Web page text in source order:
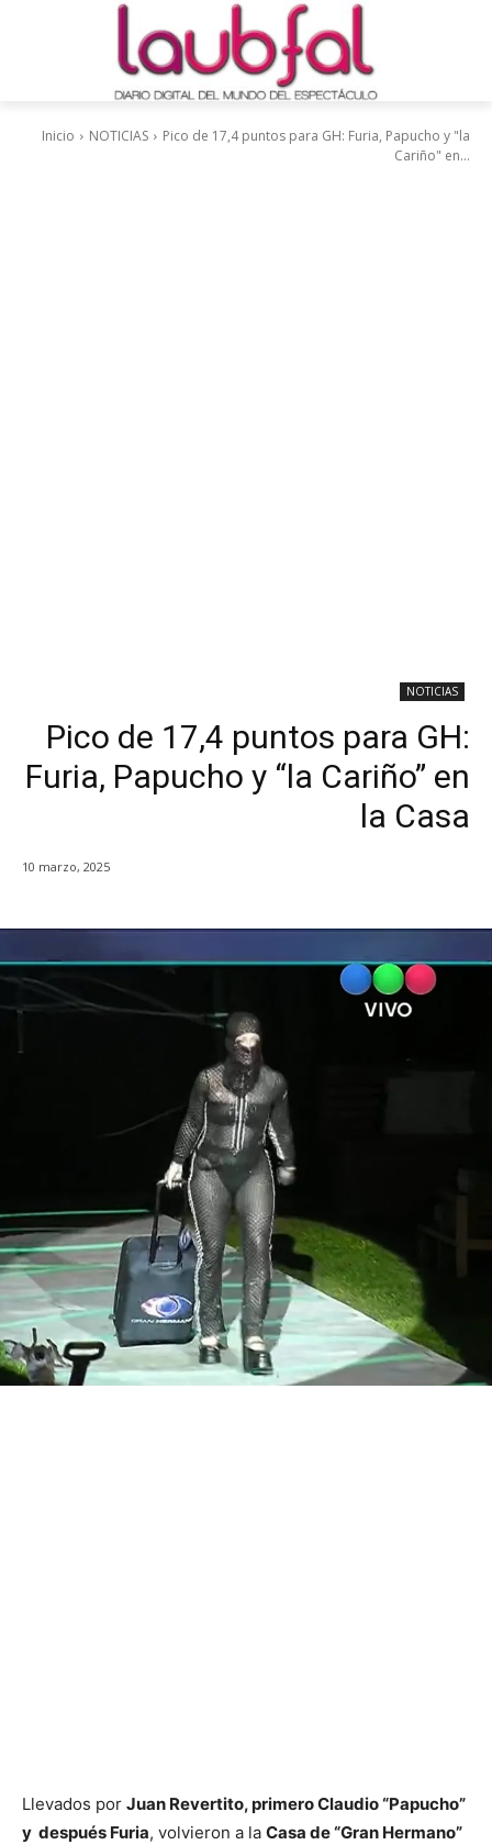
Inicio NOTICIAS
Pico de 17,4 puntos para GH: Furia, Papucho y "la
Cariño" en...
NOTICIAS
Pico de 17,4 puntos para GH:
Furia, Papucho y “la Cariño” en
la Casa
10 marzo, 2025
Llevados por Juan Revertito, primero Claudio “Papucho”
y después Furia, volvieron a la Casa de “Gran Hermano”